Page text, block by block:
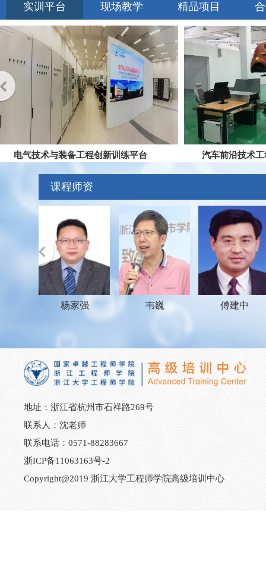
实训平台 现场教学 精品项目
汽车前沿技术工程创新训练平台 建工与土木工
课程师资
杨家强 韦巍 傅建中
地址：浙江省杭州市石祥路269号
联系人：沈老师
联系电话：0571-88283667
浙ICP备11063163号-2
Copyright@2019 浙江大学工程师学院高级培训中心